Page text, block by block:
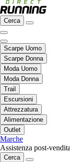
Cerca
Scarpe Uomo
Scarpe Donna
Moda Uomo
Moda Donna
Trail
Escursioni
Attrezzatura
Alimentazione
Outlet
Marche
Assistenza post-
Cerca